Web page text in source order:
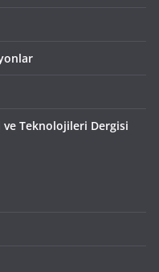
Teknolojileri Dergisi